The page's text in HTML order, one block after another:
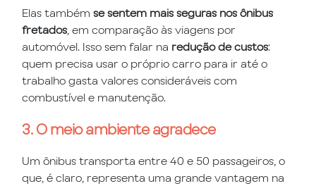
Elas também se sentem mais seguras nos ônibus
fretados, em comparação às viagens por
automóvel. Isso sem falar na redução de custos:
quem precisa usar o próprio carro para ir até o
trabalho gasta valores consideráveis com
combustível e manutenção.
3. O meio ambiente agradece
Um ônibus transporta entre 40 e 50 passageiros, o
que, é claro, representa uma grande vantagem na